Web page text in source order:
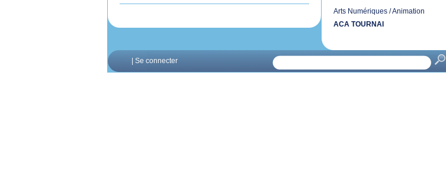
Arts Numériques / Animation
ACA TOURNAI
Se connecter